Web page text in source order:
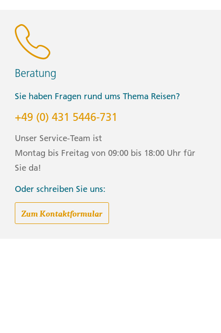
Beratung
Sie haben Fragen rund ums Thema Reisen?
+49 (0) 431 5446-731
Unser Service-Team ist
Montag bis Freitag von 09:00 bis 18:00 Uhr für
Sie da!
Oder schreiben Sie uns:
Zum Kontaktformular